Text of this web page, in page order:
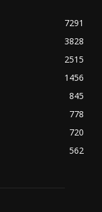
7291
3828
2515
1456
845
778
720
562